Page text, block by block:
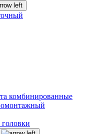
комбинированные